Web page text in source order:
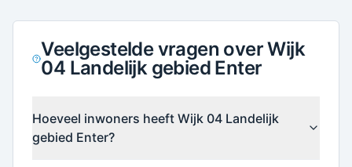
Veelgestelde vragen over Wijk
04 Landelijk gebied Enter
Hoeveel inwoners heeft Wijk 04 Landelijk
gebied Enter?